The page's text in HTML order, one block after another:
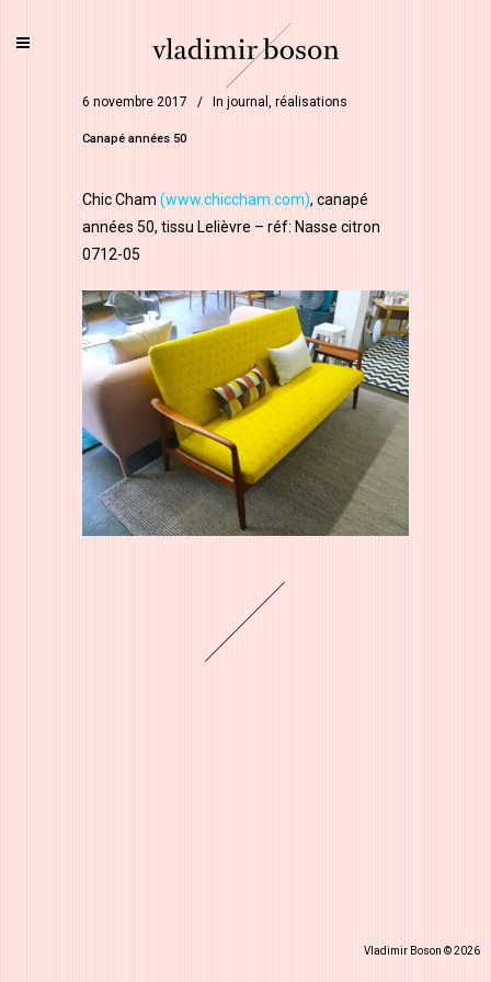
6 novembre 2017 In journal , réalisations
Canapé années 50
Chic Cham (www.chiccham.com), canapé
années 50, tissu Lelièvre – réf: Nasse citron
0712-05
Vladimir Boson © 2026